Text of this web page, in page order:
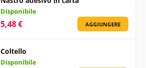
Disponibile
5,48 € AGGIUNGERE
Coltello
Disponibile